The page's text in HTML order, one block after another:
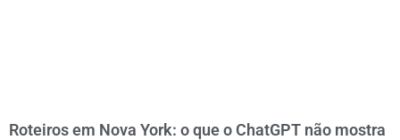
Roteiros em Nova York: o que o ChatGPT não mostra